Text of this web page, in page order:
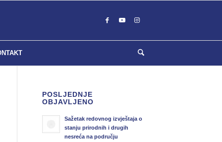
POSLJEDNJE
OBJAVLJENO
Sažetak redovnog izvještaja o
stanju prirodnih i drugih
nesreća na području